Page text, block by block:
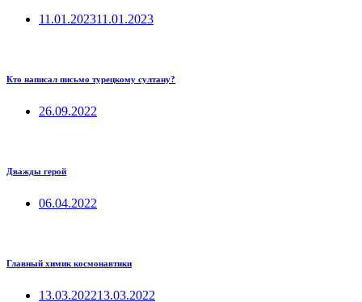
11.01.202311.01.2023
Кто написал письмо турецкому султану?
26.09.2022
Дважды герой
06.04.2022
Главный химик космонавтики
13.03.202213.03.2022